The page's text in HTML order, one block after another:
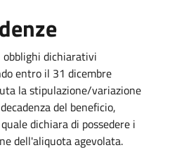
obblighi dichiarativi
entro il 31 dicembre
la stipulazione/variazione
del beneficio,
dichiara di possedere i
dell'aliquota agevolata.